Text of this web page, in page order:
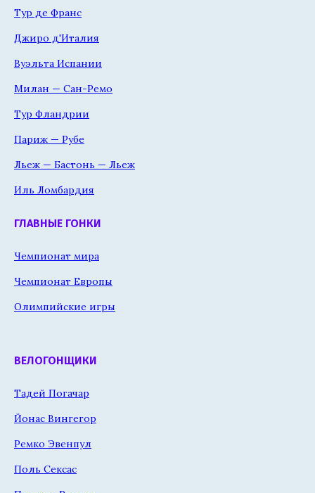
Тур де Франс
Джиро д'Италия
Вуэльта Испании
Милан — Сан-Ремо
Тур Фландрии
Париж — Рубе
Льеж — Бастонь — Льеж
Иль Ломбардия
ГЛАВНЫЕ ГОНКИ
Чемпионат мира
Чемпионат Европы
Олимпийские игры
ВЕЛОГОНЩИКИ
Тадей Погачар
Йонас Вингегор
Ремко Эвенпул
Поль Сексас